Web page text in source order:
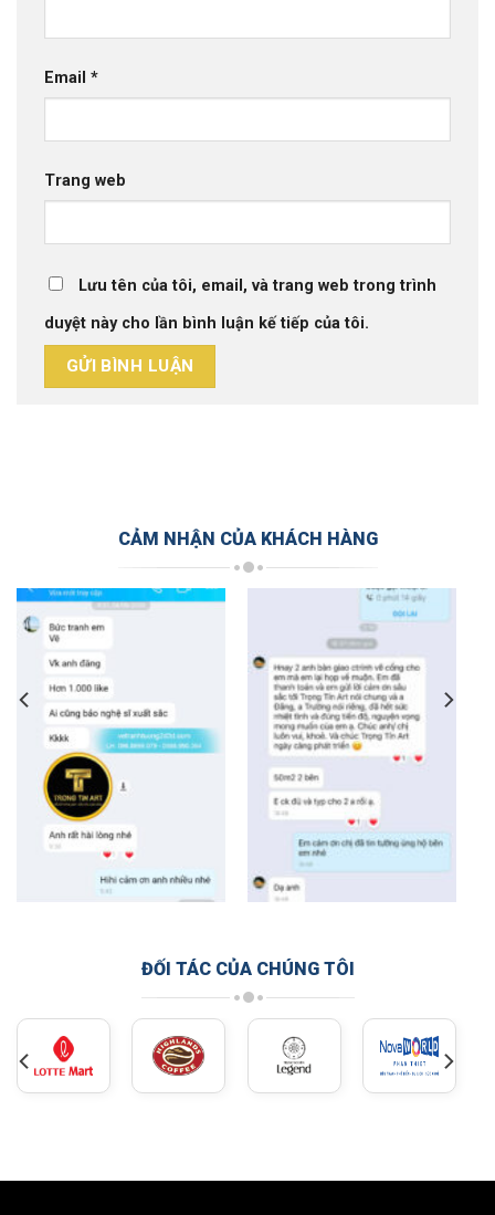
Email *
Trang web
Lưu tên của tôi, email, và trang web trong trình
duyệt này cho lần bình luận kế tiếp của tôi.
CẢM NHẬN CỦA KHÁCH HÀNG
ĐỐI TÁC CỦA CHÚNG TÔI